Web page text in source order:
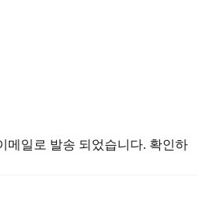
메일로 발송 되었습니다. 확인하